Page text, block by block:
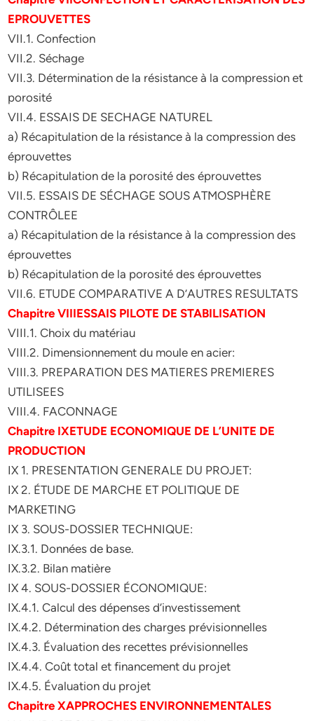
EPROUVETTES
VII.1. Confection
VII.2. Séchage
VII.3. Détermination de la résistance à la compression et
porosité
VII.4. ESSAIS DE SECHAGE NATUREL
a) Récapitulation de la résistance à la compression des
éprouvettes
b) Récapitulation de la porosité des éprouvettes
VII.5. ESSAIS DE SÉCHAGE SOUS ATMOSPHÈRE
CONTRÔLEE
a) Récapitulation de la résistance à la compression des
éprouvettes
b) Récapitulation de la porosité des éprouvettes
VII.6. ETUDE COMPARATIVE A D’AUTRES RESULTATS
Chapitre VIIIESSAIS PILOTE DE STABILISATION
VIII.1. Choix du matériau
VIII.2. Dimensionnement du moule en acier:
VIII.3. PREPARATION DES MATIERES PREMIERES
UTILISEES
VIII.4. FACONNAGE
Chapitre IXETUDE ECONOMIQUE DE L’UNITE DE
PRODUCTION
IX 1. PRESENTATION GENERALE DU PROJET:
IX 2. ÉTUDE DE MARCHE ET POLITIQUE DE
MARKETING
IX 3. SOUS-DOSSIER TECHNIQUE:
IX.3.1. Données de base.
IX.3.2. Bilan matière
IX 4. SOUS-DOSSIER ÉCONOMIQUE:
IX.4.1. Calcul des dépenses d’investissement
IX.4.2. Détermination des charges prévisionnelles
IX.4.3. Évaluation des recettes prévisionnelles
IX.4.4. Coût total et financement du projet
IX.4.5. Évaluation du projet
Chapitre XAPPROCHES ENVIRONNEMENTALES